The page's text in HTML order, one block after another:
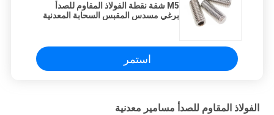
M5 شقة نقطة الفولاذ المقاوم للصدأ
برغي مسدس المقبس السحابة المعدنية
استمر
الفولاذ المقاوم للصدأ مسامير معدنية